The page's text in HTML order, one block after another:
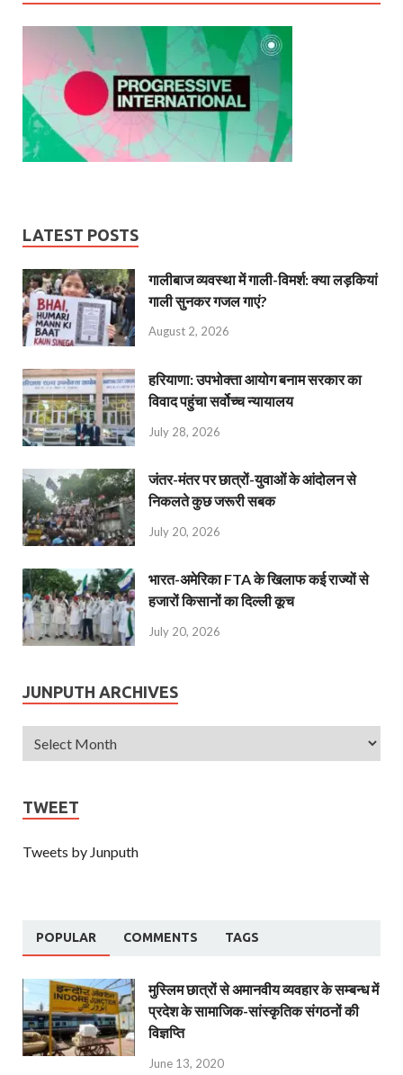
LATEST POSTS
गालीबाज व्‍यवस्‍था में गाली-विमर्श: क्या लड़कियां
गाली सुनकर गजल गाएं?
August 2, 2026
हरियाणा: उपभोक्ता आयोग बनाम सरकार का
विवाद पहुंचा सर्वोच्च न्यायालय
July 28, 2026
जंतर-मंतर पर छात्रों-युवाओं के आंदोलन से
निकलते कुछ जरूरी सबक
July 20, 2026
भारत-अमेरिका FTA के खिलाफ कई राज्यों से
हजारों किसानों का दिल्ली कूच
July 20, 2026
JUNPUTH ARCHIVES
TWEET
Tweets by Junputh
POPULAR COMMENTS TAGS
मुस्लिम छात्रों से अमानवीय व्यवहार के सम्बन्ध में
प्रदेश के सामाजिक-सांस्कृतिक संगठनों की
विज्ञप्ति
June 13, 2020